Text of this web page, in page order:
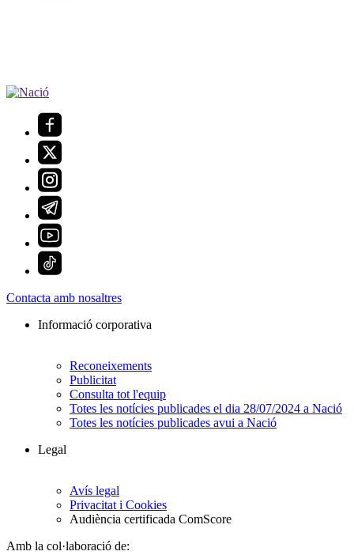
Contacta amb nosaltres
Informació corporativa
Reconeixements
Publicitat
Consulta tot l'equip
Totes les notícies publicades el dia 28/07/2024 a Nació
Totes les notícies publicades avui a Nació
Legal
Avís legal
Privacitat i Cookies
Audiència certificada ComScore
Amb la col·laboració de: